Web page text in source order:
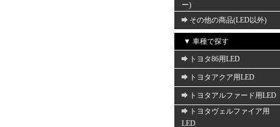
ー)
その他の商品(LED以外)
▼ 車種で探す
トヨタ86用LED
トヨタアクア用LED
トヨタアルファード用LED
トヨタヴェルファイア用
LED